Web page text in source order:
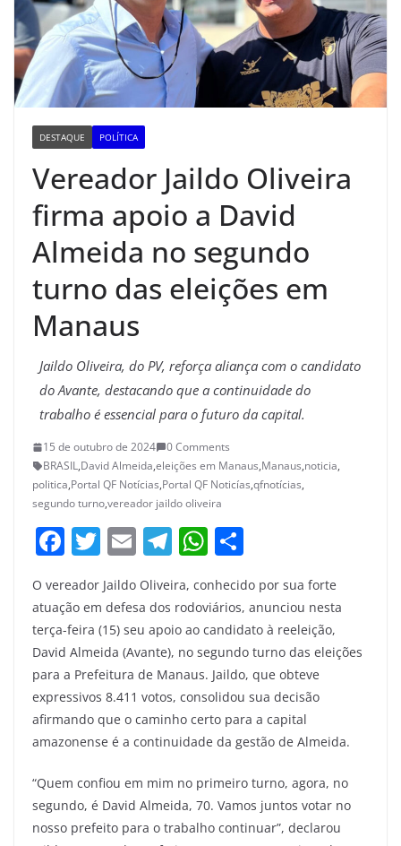
DESTAQUE POLÍTICA
Vereador Jaildo Oliveira
firma apoio a David
Almeida no segundo
turno das eleições em
Manaus
Jaildo Oliveira, do PV, reforça aliança com o candidato
do Avante, destacando que a continuidade do
trabalho é essencial para o futuro da capital.
15 de outubro de 2024
0 Comments
BRASIL,David Almeida,eleições em Manaus,Manaus,noticia,
politica,Portal QF Notícias,Portal QF Noticías,qfnotícias,
segundo turno,vereador jaildo oliveira
F
c
e
b
o
o
k
T
w
itt
er
E
m
ai
l
T
e
gr
a
m
W
h
at
s
A
p
p
h
ar
e
O vereador Jaildo Oliveira, conhecido por sua forte
atuação em defesa dos rodoviários, anunciou nesta
terça-feira (15) seu apoio ao candidato à reeleição,
David Almeida (Avante), no segundo turno das eleições
para a Prefeitura de Manaus. Jaildo, que obteve
expressivos 8.411 votos, consolidou sua decisão
afirmando que o caminho certo para a capital
amazonense é a continuidade da gestão de Almeida.
“Quem confiou em mim no primeiro turno, agora, no
segundo, é David Almeida, 70. Vamos juntos votar no
nosso prefeito para o trabalho continuar”, declarou